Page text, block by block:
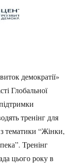
демократії»
Глобальної
тренінг для
тематики “Жінки,
Тренінг
цього року в